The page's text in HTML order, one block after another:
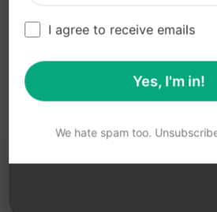
以下のリンクが役に立つか
I agree to receive emails
Yes, I'm in!
We hate spam too.